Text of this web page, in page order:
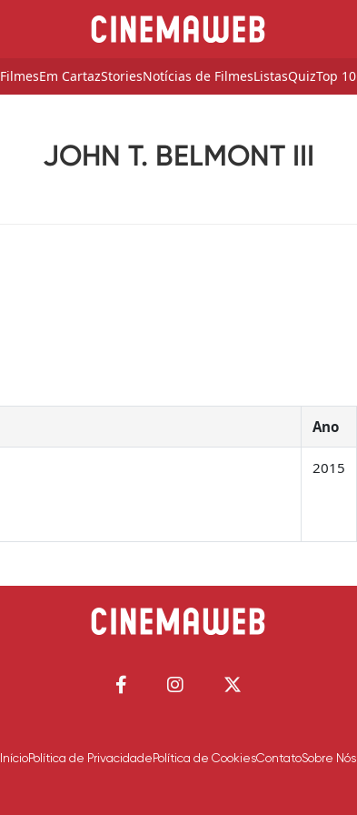
FilmesEm CartazStoriesNotícias de FilmesListasQuizTop 10
JOHN T. BELMONT III
Ano
2015
InícioPolítica de Privacidade Política de CookiesContatoSobre Nós